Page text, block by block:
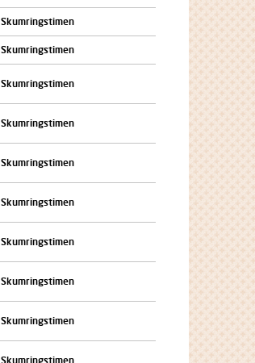
Skumringstimen
Skumringstimen
Skumringstimen
Skumringstimen
Skumringstimen
Skumringstimen
Skumringstimen
Skumringstimen
Skumringstimen
Skumringstimen